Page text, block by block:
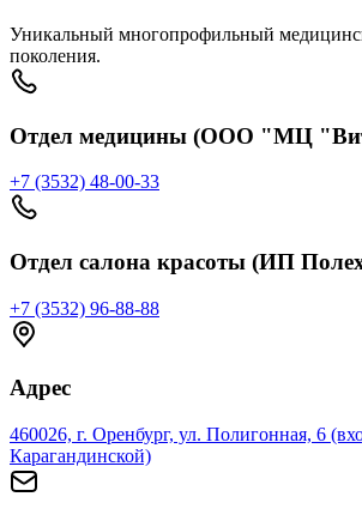
Уникальный многопрофильный
поколения.
Отдел медицины (ООО "МЦ
+7 (3532) 48-00-33
Отдел салона красоты (ИП
+7 (3532) 96-88-88
Адрес
460026, г. Оренбург, ул. Полигонная, 6
Карагандинской)